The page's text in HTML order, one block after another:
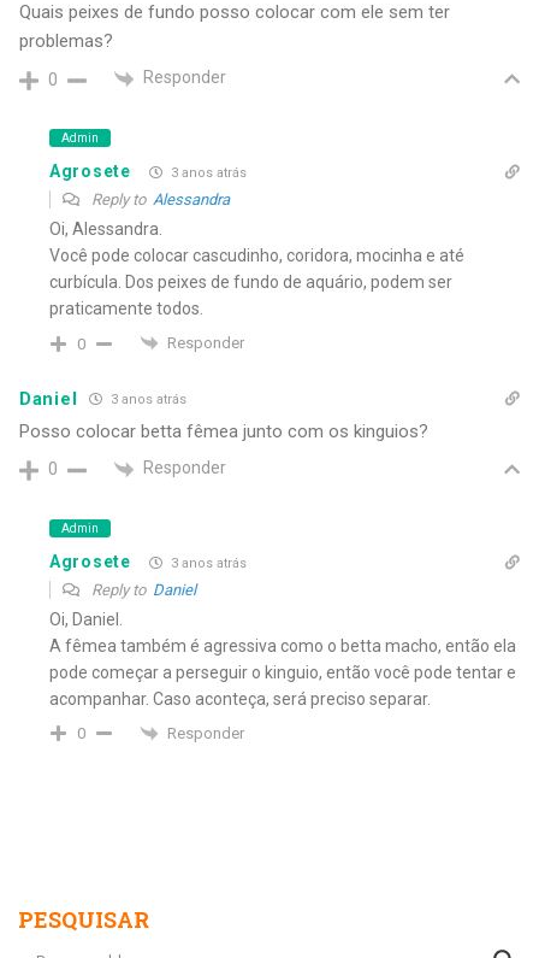
Quais peixes de fundo posso colocar com ele sem ter
problemas?
0 Responder
Admin
Agrosete 3 anos atrás
Reply to Alessandra
Oi, Alessandra.
Você pode colocar cascudinho, coridora, mocinha e até
curbícula. Dos peixes de fundo de aquário, podem ser
praticamente todos.
0 Responder
Daniel 3 anos atrás
Posso colocar betta fêmea junto com os kinguios?
0 Responder
Admin
Agrosete 3 anos atrás
Reply to Daniel
Oi, Daniel.
A fêmea também é agressiva como o betta macho, então ela
pode começar a perseguir o kinguio, então você pode tentar e
acompanhar. Caso aconteça, será preciso separar.
0 Responder
PESQUISAR